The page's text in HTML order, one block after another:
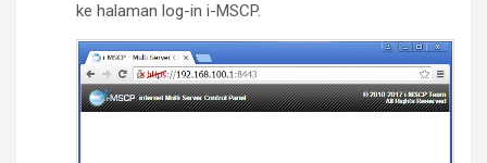
ke halaman log-in i-MSCP.